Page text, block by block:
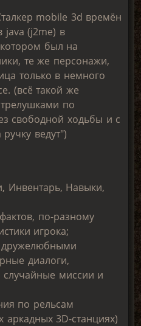
mobile 3d времён
java (j2me) в
был на
те же персонажи,
только в немного
(всё такой же
по
свободной ходьбы и с
ведут")
Инвентарь, Навыки,
по-разному
игрока;
дружелюбными
диалоги,
миссии и
по рельсам
аркадных 3D-станциях)